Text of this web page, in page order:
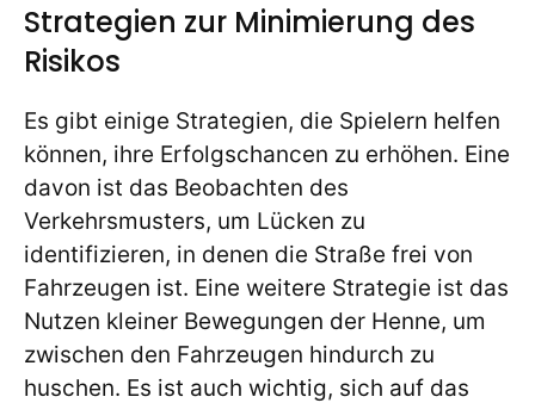
Strategien zur Minimierung des
Risikos
Es gibt einige Strategien, die Spielern helfen
können, ihre Erfolgschancen zu erhöhen. Eine
davon ist das Beobachten des
Verkehrsmusters, um Lücken zu
identifizieren, in denen die Straße frei von
Fahrzeugen ist. Eine weitere Strategie ist das
Nutzen kleiner Bewegungen der Henne, um
zwischen den Fahrzeugen hindurch zu
huschen. Es ist auch wichtig, sich auf das